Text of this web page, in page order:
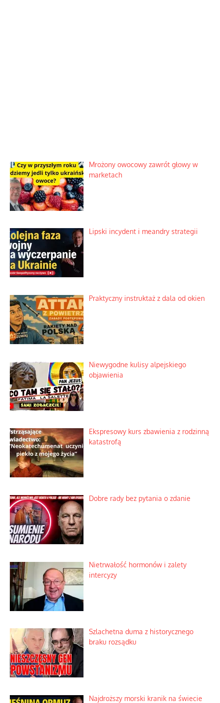
Mrożony owocowy zawrót głowy w
marketach
Lipski incydent i meandry strategii
Praktyczny instruktaż z dala od okien
Niewygodne kulisy alpejskiego
objawienia
Ekspresowy kurs zbawienia z rodzinną
katastrofą
Dobre rady bez pytania o zdanie
Nietrwałość hormonów i zalety
intercyzy
Szlachetna duma z historycznego
braku rozsądku
Najdroższy morski kranik na świecie